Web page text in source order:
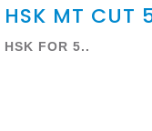
HSK MT CUT
HSK FOR 5..